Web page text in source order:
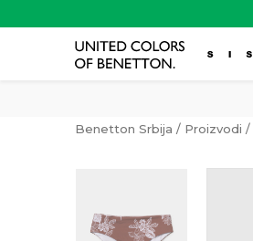
Benetton Srbija Proizvodi